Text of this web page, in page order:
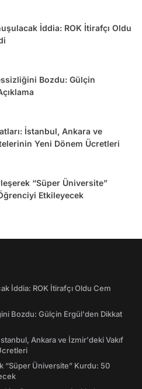
İddia: ROK İtirafçı Oldu
Bozdu: Gülçin
İstanbul, Ankara ve
Yeni Dönem Ücretleri
“Süper Üniversite”
Etkileyecek
İddia: ROK İtirafçı Oldu Cem
Bozdu: Gülçin Ergül'den Dikkat
Ankara ve İzmir'deki Vakıf
“Süper Üniversite” Kurdu: 50